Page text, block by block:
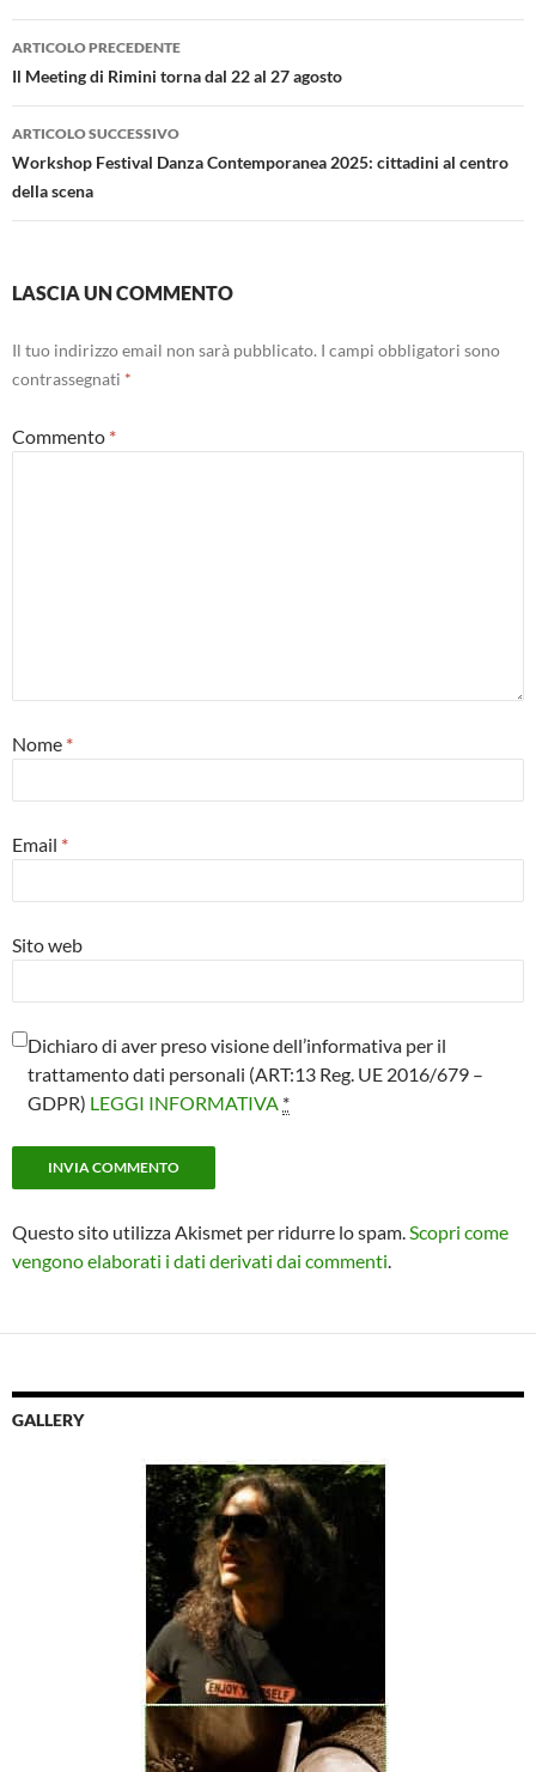
Navigazione
articolo
ARTICOLO PRECEDENTE
Il Meeting di Rimini torna dal 22 al 27 agosto
ARTICOLO SUCCESSIVO
Workshop Festival Danza Contemporanea 2025: cittadini al centro
della scena
LASCIA UN COMMENTO
Il tuo indirizzo email non sarà pubblicato. I campi obbligatori sono
contrassegnati *
Commento *
Nome *
Email *
Sito web
Dichiaro di aver preso visione dell’informativa per il
trattamento dati personali (ART:13 Reg. UE 2016/679 –
GDPR) LEGGI INFORMATIVA *
Questo sito utilizza Akismet per ridurre lo spam.Scopri come
vengono elaborati i dati derivati dai commenti.
GALLERY